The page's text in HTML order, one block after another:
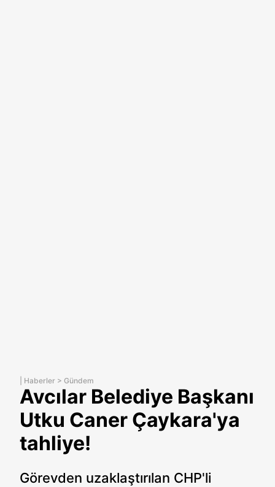
Haberler > Gündem
Avcılar Belediye Başkanı
Utku Caner Çaykara'ya
tahliye!
Görevden uzaklaştırılan CHP'li